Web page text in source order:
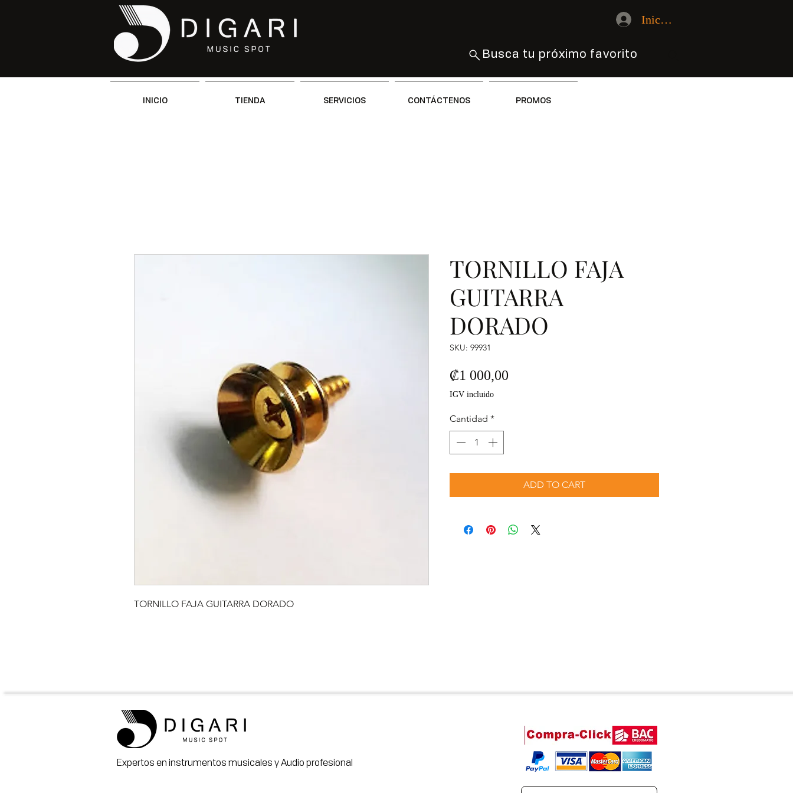
Iniciar sesión
Busca tu próximo favorito
INICIO TIENDA SERVICIOS CONTÁCTENOS PROMOS
TORNILLO FAJA GUITARRA DORADO
TORNILLO FAJA
GUITARRA
DORADO
SKU: 99931
₡1 000,00
IGV incluido
Cantidad *
ADD TO CART
Expertos en instrumentos musicales y Audio profesional